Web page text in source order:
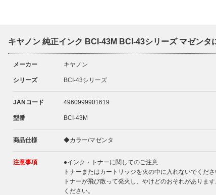
キヤノン 純正インク BCI-43M BCI-43シリーズ マゼンタ
メーカー キヤノン
シリーズ BCI-43シリーズ
JANコード 4960999901619
型番 BCI-43M
商品仕様 ◆カラー/マゼンタ
注意事項
●インク・トナーに関してのご注意
トナーまたはカートリッジを火の中に入れないでくださ
トナーが飛び散って発火し、やけどのおそれがありま
ください。